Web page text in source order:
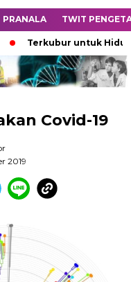
PRANALA TWIT
Terkubur untuk Hidup
Covid-19
2019